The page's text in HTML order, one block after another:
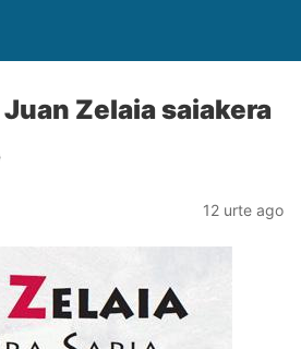
Zelaia saiakera
12 urte ago